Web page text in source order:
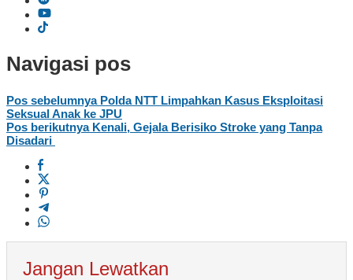
Navigasi pos
Pos sebelumnyaPolda NTT Limpahkan Kasus Eksploitasi
Seksual Anak ke JPU
Pos berikutnyaKenali, Gejala Berisiko Stroke yang Tanpa
Disadari
Jangan Lewatkan